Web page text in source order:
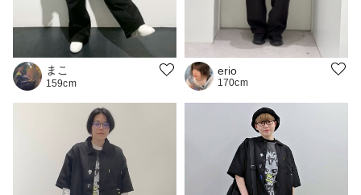
まこ
159cm
erio
170cm